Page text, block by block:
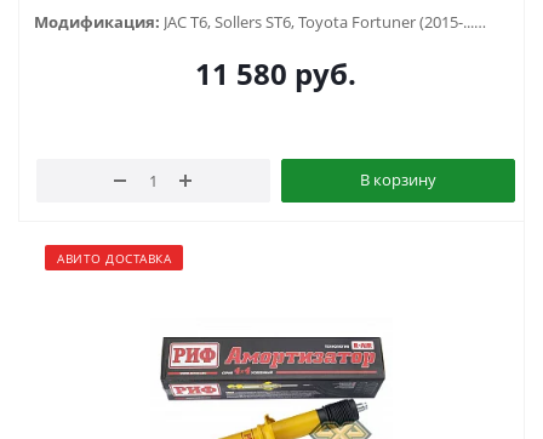
Модификация:
JAC T6, Sollers ST6, Toyota Fortuner (2015-...), Toyota Hilux VII (2005-2014), Toyota Hilux VIII (2015-2020), Toyota Hilux VIII (2020-2023)
11 580 руб.
В корзину
АВИТО ДОСТАВКА